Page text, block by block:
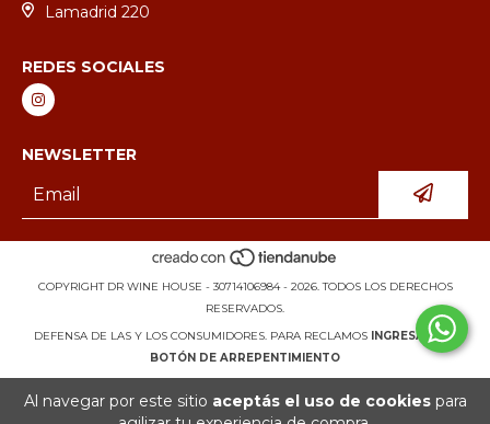
Al navegar por este sitio aceptás el uso de cookiespara
Lamadrid 220
REDES SOCIALES
NEWSLETTER
COPYRIGHT DR WINE HOUSE - 30714106984 - 2026. TODOS LOS DERECHOS
RESERVADOS.
DEFENSA DE LAS Y LOS CONSUMIDORES. PARA RECLAMOS INGRESÁ ACÁ.
BOTÓN DE ARREPENTIMIENTO